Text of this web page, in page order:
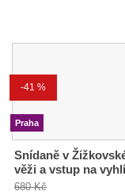
-41 %
Praha
Snídaně v
věži a vstup na
680 Kč